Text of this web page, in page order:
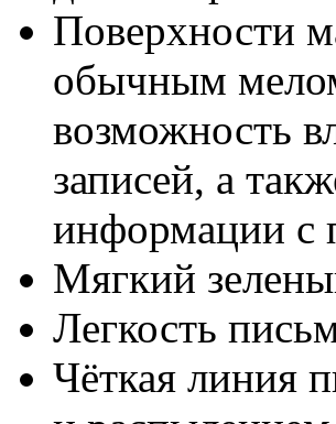
Поверхности
обычным
возможность
записей, а
информации с
Мягкий
Легкость
Чёткая линия